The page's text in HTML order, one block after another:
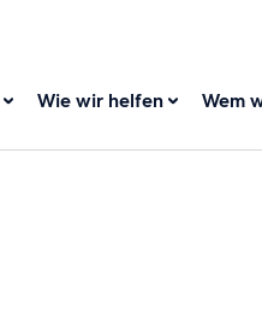
Wie wir helfen Wem